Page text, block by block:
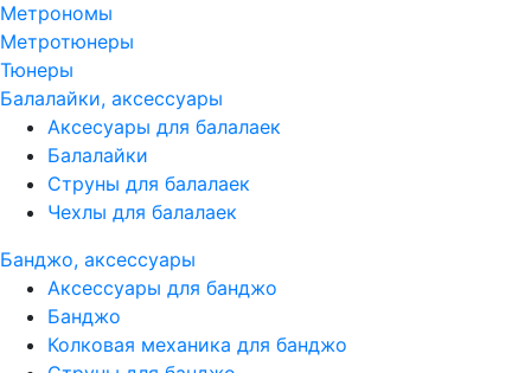
Метрономы
Метротюнеры
Тюнеры
Балалайки, аксессуары
Аксесуары для балалаек
Балалайки
Струны для балалаек
Чехлы для балалаек
Банджо, аксессуары
Аксессуары для банджо
Банджо
Колковая механика для банджо